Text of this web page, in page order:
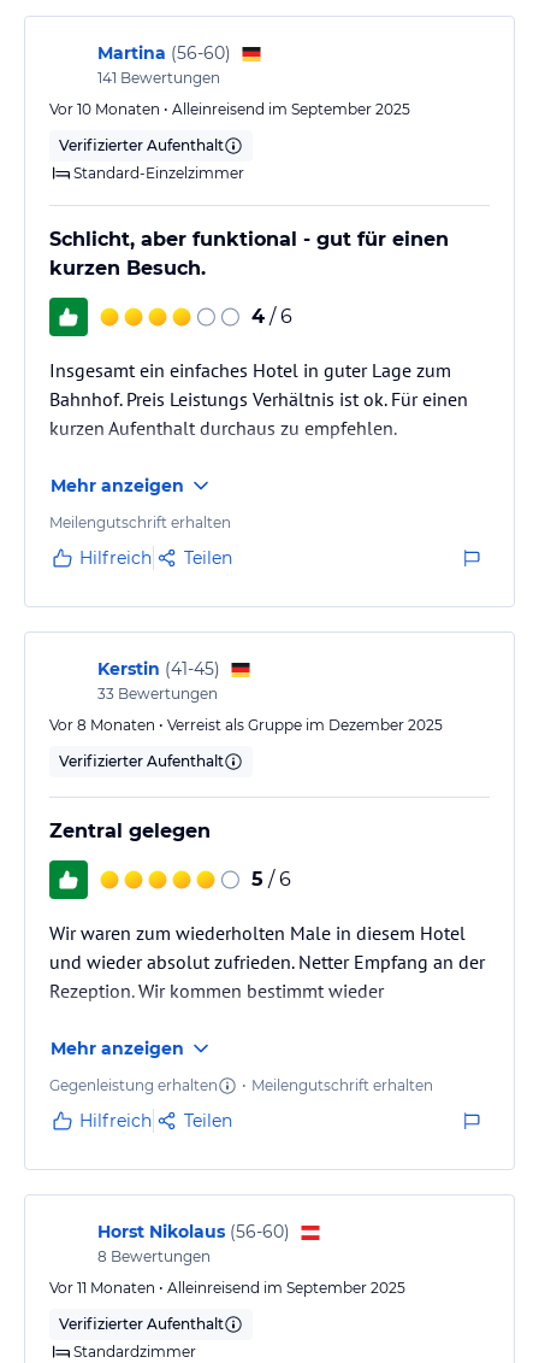
Martina (56-60)
141 Bewertungen
Vor 10 Monaten • Alleinreisend im September 2025
Verifizierter Aufenthalt
Standard-Einzelzimmer
Schlicht, aber funktional - gut für einen
kurzen Besuch.
4 / 6
Insgesamt ein einfaches Hotel in guter Lage zum
Bahnhof. Preis Leistungs Verhältnis ist ok. Für einen
kurzen Aufenthalt durchaus zu empfehlen.
Mehr anzeigen
Meilengutschrift erhalten
Hilfreich Teilen
Kerstin (41-45)
33 Bewertungen
Vor 8 Monaten • Verreist als Gruppe im Dezember 2025
Verifizierter Aufenthalt
Zentral gelegen
5 / 6
Wir waren zum wiederholten Male in diesem Hotel
und wieder absolut zufrieden. Netter Empfang an der
Rezeption. Wir kommen bestimmt wieder
Mehr anzeigen
Gegenleistung erhalten • Meilengutschrift erhalten
Hilfreich Teilen
Horst Nikolaus (56-60)
8 Bewertungen
Vor 11 Monaten • Alleinreisend im September 2025
Verifizierter Aufenthalt
Standardzimmer